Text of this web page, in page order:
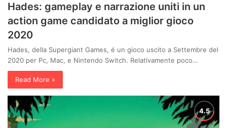
Hades: gameplay e narrazione uniti in un
action game candidato a miglior gioco
2020
Hades, della Supergiant Games, é un gioco uscito a Settembre del
2020 per Pc, Mac, e Nintendo Switch. Relativamente poco…
Read More »